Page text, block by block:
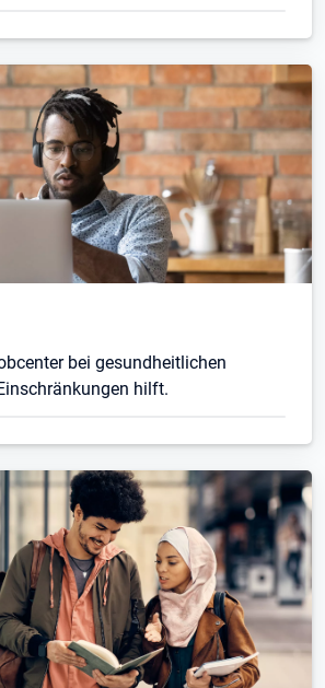
bei gesundheitlichen
hilft.